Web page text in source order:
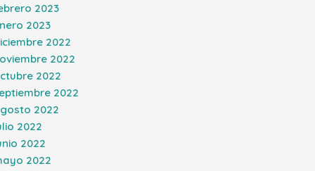
2023
2023
2022
2022
2022
2022
2022
2022
2022
2022